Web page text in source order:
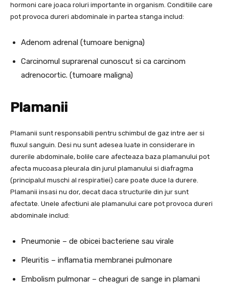
hormoni care joaca roluri importante in organism. Conditiile care
pot provoca dureri abdominale in partea stanga includ:
Adenom adrenal (tumoare benigna)
Carcinomul suprarenal cunoscut si ca carcinom
adrenocortic. (tumoare maligna)
Plamanii
Plamanii sunt responsabili pentru schimbul de gaz intre aer si
fluxul sanguin. Desi nu sunt adesea luate in considerare in
durerile abdominale, bolile care afecteaza baza plamanului pot
afecta mucoasa pleurala din jurul plamanului si diafragma
(principalul muschi al respiratiei) care poate duce la durere.
Plamanii insasi nu dor, decat daca structurile din jur sunt
afectate. Unele afectiuni ale plamanului care pot provoca dureri
abdominale includ:
Pneumonie – de obicei bacteriene sau virale
Pleuritis – inflamatia membranei pulmonare
Embolism pulmonar – cheaguri de sange in plamani